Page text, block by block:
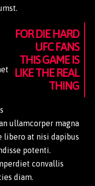
FOR DIE HARD
UFC FANS
THIS GAME IS
LIKE THE REAL
THING
ullamcorper magna
libero at nisi dapibus
potenti.
convallis
diam.